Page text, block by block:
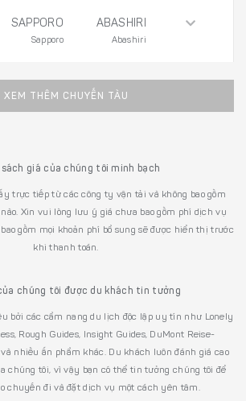
SAPPORO
Sapporo
ABASHIRI
Abashiri
XEM THÊM CHUYẾN TÀU
sách giá của chúng tôi minh bạch
trực tiếp từ các công ty vận tải và không bao gồm
Xin vui lòng lưu ý giá chưa bao gồm phí dịch vụ
gồm mọi khoản phí bổ sung sẽ được hiển thị trước
khi thanh toán.
chúng tôi được du khách tin tưởng
bởi các cẩm nang du lịch độc lập uy tín như Lonely
Rough Guides, Insight Guides, DuMont Reise-
và nhiều ấn phẩm khác. Du khách luôn đánh giá cao
chúng tôi, vì vậy bạn có thể tin tưởng chúng tôi để
chuyến đi và đặt dịch vụ một cách yên tâm.